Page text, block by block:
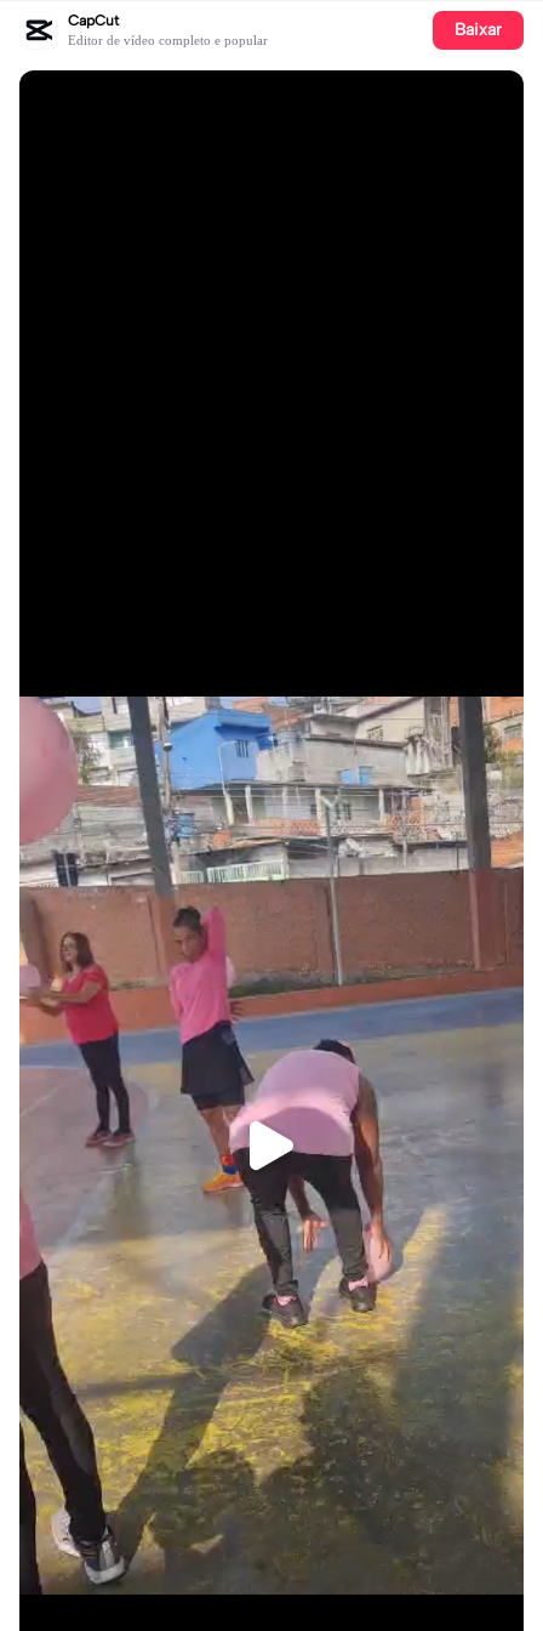
CapCut
Editor de vídeo completo e popular Baixar